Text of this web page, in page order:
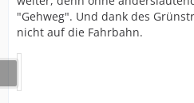
"Gehweg". Und dank des
nicht auf die Fahrbahn.